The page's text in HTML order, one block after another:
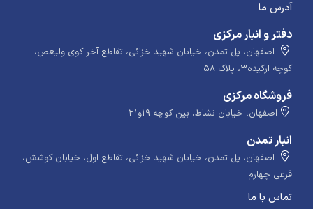
آدرس ما
دفتر و انبار مرکزی
اصفهان، پل تمدن، خیابان شهید خزائی، تقاطع آخر کوی ولیعص،
کوچه ارکیده۳، پلاک ۵۸
فروشگاه مرکزی
اصفهان، خیابان نشاط، بین کوچه ۱۹و۲۱
انبار تمدن
اصفهان، پل تمدن، خیابان شهید خزائی، تقاطع اول، خیابان کوشش،
فرعی چهارم
تماس با ما